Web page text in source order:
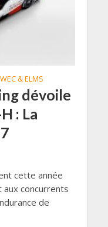
WEC & ELMS
dévoile
: La
cette année
concurrents
de